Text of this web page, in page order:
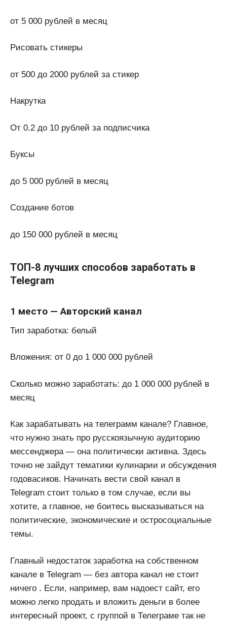
от 5 000 рублей в месяц
Рисовать стикеры
от 500 до 2000 рублей за стикер
Накрутка
От 0.2 до 10 рублей за подписчика
Буксы
до 5 000 рублей в месяц
Создание ботов
до 150 000 рублей в месяц
ТОП-8 лучших способов заработать в
Telegram
1 место — Авторский канал
Тип заработка: белый
Вложения: от 0 до 1 000 000 рублей
Сколько можно заработать: до 1 000 000 рублей в
месяц
Как зарабатывать на телеграмм канале? Главное,
что нужно знать про русскоязычную аудиторию
мессенджера — она политически активна. Здесь
точно не зайдут тематики кулинарии и обсуждения
годовасиков. Начинать вести свой канал в
Telegram стоит только в том случае, если вы
хотите, а главное, не боитесь высказываться на
политические, экономические и остросоциальные
темы.
Главный недостаток заработка на собственном
канале в Telegram — без автора канал не стоит
ничего . Если, например, вам надоест сайт, его
можно легко продать и вложить деньги в более
интересный проект, с группой в Телеграме так не